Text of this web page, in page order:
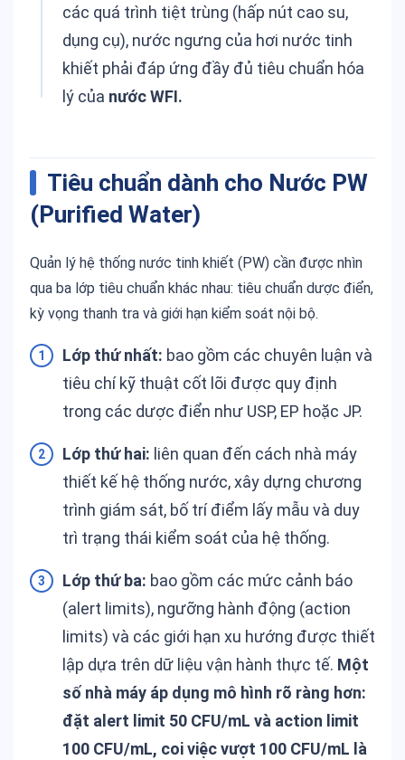
các quá trình tiệt trùng (hấp nút cao su,
dụng cụ), nước ngưng của hơi nước tinh
khiết phải đáp ứng đầy đủ tiêu chuẩn hóa
lý của nước WFI.
Tiêu chuẩn dành cho Nước PW
(Purified Water)
Quản lý hệ thống nước tinh khiết (PW) cần được nhìn
qua ba lớp tiêu chuẩn khác nhau: tiêu chuẩn dược điển,
kỳ vọng thanh tra và giới hạn kiểm soát nội bộ.
Lớp thứ nhất: bao gồm các chuyên luận và
tiêu chí kỹ thuật cốt lõi được quy định
trong các dược điển như USP, EP hoặc JP.
Lớp thứ hai: liên quan đến cách nhà máy
thiết kế hệ thống nước, xây dựng chương
trình giám sát, bố trí điểm lấy mẫu và duy
trì trạng thái kiểm soát của hệ thống.
Lớp thứ ba: bao gồm các mức cảnh báo
(alert limits), ngưỡng hành động (action
limits) và các giới hạn xu hướng được thiết
lập dựa trên dữ liệu vận hành thực tế. Một
số nhà máy áp dụng mô hình rõ ràng hơn:
đặt alert limit 50 CFU/mL và action limit
100 CFU/mL, coi việc vượt 100 CFU/mL là